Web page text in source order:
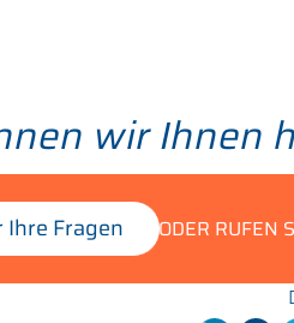
wir Ihnen
Ihre Fragen ODER RUFEN